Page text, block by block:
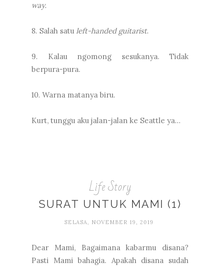
way.
8. Salah satu left-handed guitarist.
9. Kalau ngomong sesukanya. Tidak
berpura-pura.
10. Warna matanya biru.
Kurt, tunggu aku jalan-jalan ke Seattle ya...
Life Story
SURAT UNTUK MAMI (1)
SELASA, NOVEMBER 19, 2019
Dear Mami, Bagaimana kabarmu disana?
Pasti Mami bahagia. Apakah disana sudah